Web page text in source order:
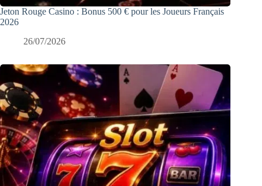
Jeton Rouge Casino : Bonus 500 € pour les Joueurs Français
2026
26/07/2026